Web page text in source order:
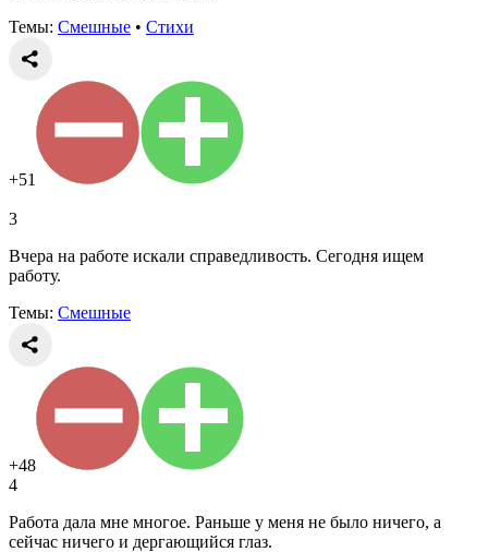
Темы: Смешные • Стихи
+51
3
Вчера на работе искали справедливость. Сегодня ищем
работу.
Темы: Смешные
+48
4
Работа дала мне многое. Раньше у меня не было ничего, а
сейчас ничего и дергающийся глаз.